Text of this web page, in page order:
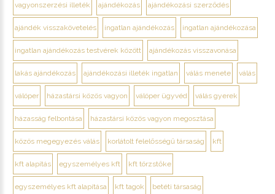
vagyonszerzési illeték ajándékozás ajándékozási szerződés
ajándék visszakövetelés ingatlan ajándékozás ingatlan ajándékozása
ingatlan ajándékozás testvérek között ajándékozás visszavonása
lakás ajándékozás ajándékozási illeték ingatlan válás menete válás
válóper házastársi közös vagyon válóper ügyvéd válás gyerek
házasság felbontása házastársi közös vagyon megosztása
közös megegyezés válás korlátolt felelősségű társaság kft
kft alapítás egyszemélyes kft kft törzstőke
egyszemélyes kft alapítása kft tagok betéti társaság